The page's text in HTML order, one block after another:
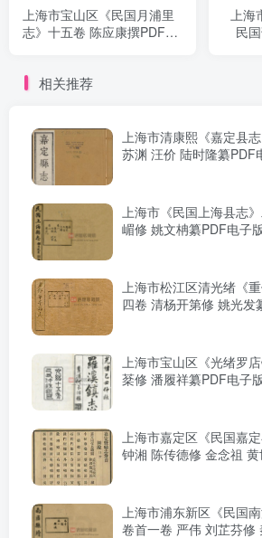
上海市宝山区《民国月浦里
志》十五卷 陈应康撰PDF电
上
民
相关推荐
上海市清康熙《嘉定县
苏渊 汪价 陆时隆纂PDF
上海市《民国上海县志
嵋修 姚文柟纂PDF电子
上海市松江区清光绪《
四卷 清杨开第修 姚光发
上海市宝山区《光绪罗
棻修 潘履祥纂PDF电子
上海市嘉定区《民国嘉
钟湘 陈传德修 金念祖
上海市浦东新区《民国
卷首一卷 严伟 刘芷芬修